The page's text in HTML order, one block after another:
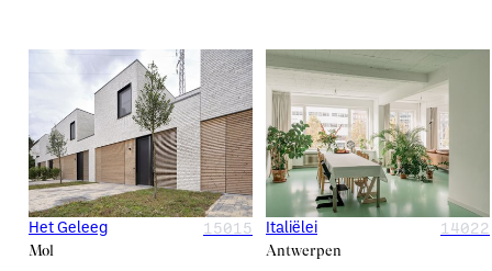
Het Geleeg
15015
Mol
Italiëlei
14022
Antwerpen